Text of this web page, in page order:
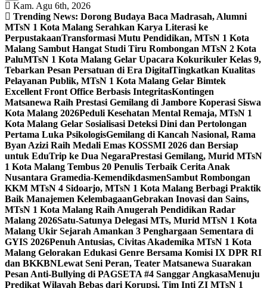
Kam. Agu 6th, 2026
Trending News: Dorong Budaya Baca Madrasah, Alumni
MTsN 1 Kota Malang Serahkan Karya Literasi ke
PerpustakaanTransformasi Mutu Pendidikan, MTsN 1 Kota
Malang Sambut Hangat Studi Tiru Rombongan MTsN 2 Kota
PaluMTsN 1 Kota Malang Gelar Upacara Kokurikuler Kelas 9,
Tebarkan Pesan Persatuan di Era DigitalTingkatkan Kualitas
Pelayanan Publik, MTsN 1 Kota Malang Gelar Bimtek
Excellent Front Office Berbasis IntegritasKontingen
Matsanewa Raih Prestasi Gemilang di Jambore Koperasi Siswa
Kota Malang 2026Peduli Kesehatan Mental Remaja, MTsN 1
Kota Malang Gelar Sosialisasi Deteksi Dini dan Pertolongan
Pertama Luka PsikologisGemilang di Kancah Nasional, Rama
Byan Azizi Raih Medali Emas KOSSMI 2026 dan Bersiap
untuk EduTrip ke Dua NegaraPrestasi Gemilang, Murid MTsN
1 Kota Malang Tembus 20 Penulis Terbaik Cerita Anak
Nusantara Gramedia-KemendikdasmenSambut Rombongan
KKM MTsN 4 Sidoarjo, MTsN 1 Kota Malang Berbagi Praktik
Baik Manajemen KelembagaanGebrakan Inovasi dan Sains,
MTsN 1 Kota Malang Raih Anugerah Pendidikan Radar
Malang 2026Satu-Satunya Delegasi MTs, Murid MTsN 1 Kota
Malang Ukir Sejarah Amankan 3 Penghargaan Sementara di
GYIS 2026Penuh Antusias, Civitas Akademika MTsN 1 Kota
Malang Gelorakan Edukasi Genre Bersama Komisi IX DPR RI
dan BKKBNLewat Seni Peran, Teater Matsanewa Suarakan
Pesan Anti-Bullying di PAGSETA #4 Sanggar AngkasaMenuju
Predikat Wilayah Bebas dari Korupsi, Tim Inti ZI MTsN 1